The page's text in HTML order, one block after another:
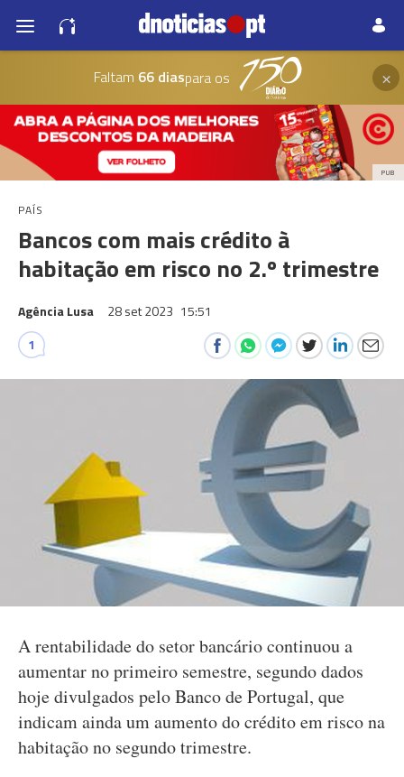
Faltam 66 diaspara os ×
PUB
PAÍS
Bancos com mais crédito à
habitação em risco no 2.º trimestre
Agência Lusa 28 set 2023 15:51
1
A rentabilidade do setor bancário continuou a
aumentar no primeiro semestre, segundo dados
hoje divulgados pelo Banco de Portugal, que
indicam ainda um aumento do crédito em risco na
habitação no segundo trimestre.